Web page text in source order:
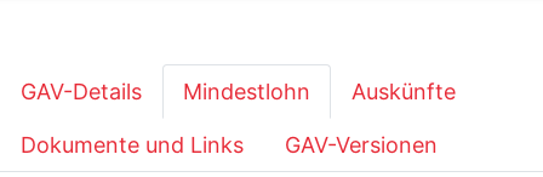
GAV-Details Mindestlohn Auskünfte
Dokumente und Links GAV-Versionen